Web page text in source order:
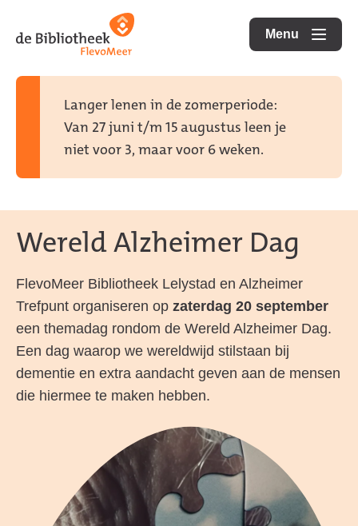
direct
direct
naar
Menu
openen
Langer lenen in de zomerperiode:
Van 27 juni t/m 15 augustus leen je
niet voor 3, maar voor 6 weken.
Wereld Alzheimer Dag
FlevoMeer Bibliotheek Lelystad en Alzheimer
Trefpunt organiseren op zaterdag 20 september
een themadag rondom de Wereld Alzheimer Dag.
Een dag waarop we wereldwijd stilstaan bij
dementie en extra aandacht geven aan de mensen
die hiermee te maken hebben.